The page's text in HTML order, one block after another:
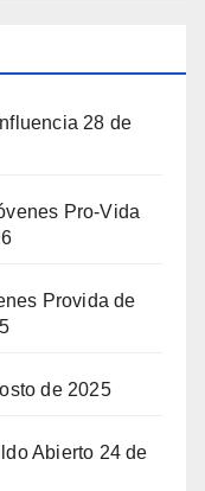
28 de
Pro-Vida
Provida de
de 2025
Abierto 24 de